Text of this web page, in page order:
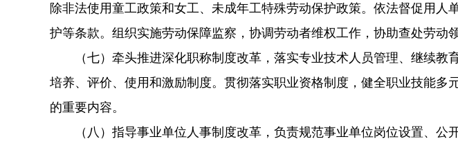
除非法使用童工政策和女工、未成年工特殊劳动保护政策。依法督促用
护等条款。组织实施劳动保障监察，协调劳动者维权工作，协助查处劳动
（七）牵头推进深化职称制度改革，落实专业技术人员管理、继续教
培养、评价、使用和激励制度。贯彻落实职业资格制度，健全职业技能
的重要内容。
（八）指导事业单位人事制度改革，负责规范事业单位岗位设置、公